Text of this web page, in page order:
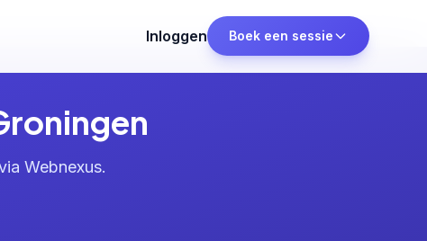
Inloggen Boek een sessie
Webnexus.